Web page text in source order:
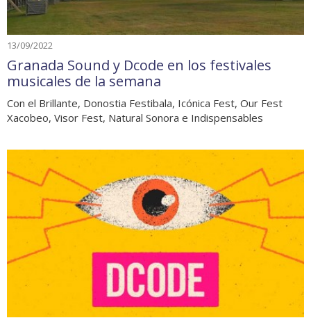
13/09/2022
Granada Sound y Dcode en los festivales
musicales de la semana
Con el Brillante, Donostia Festibala, Icónica Fest, Our Fest
Xacobeo, Visor Fest, Natural Sonora e Indispensables